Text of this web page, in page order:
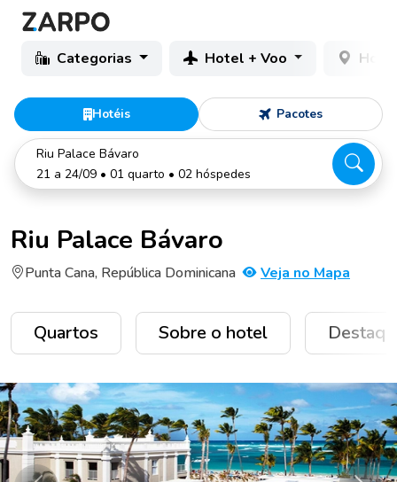
Categorias Hotel + Voo
Hotéis Pacotes
Riu Palace Bávaro
21 a 24/09 • 01 quarto • 02 hóspedes
Riu Palace Bávaro
Punta Cana, República Dominicana Veja no Mapa
Quartos Sobre o hotel